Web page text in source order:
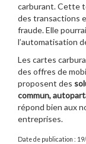
carburant. Cette
des transactions
fraude. Elle
l’automatisation
Les cartes
des offres de
proposent des
commun,
répond bien aux
entreprises.
Date de publication :